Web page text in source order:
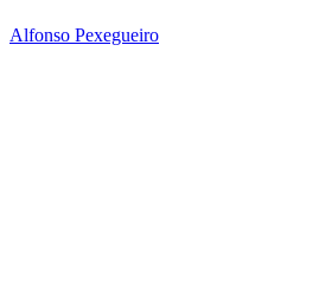
Alfonso Pexegueiro